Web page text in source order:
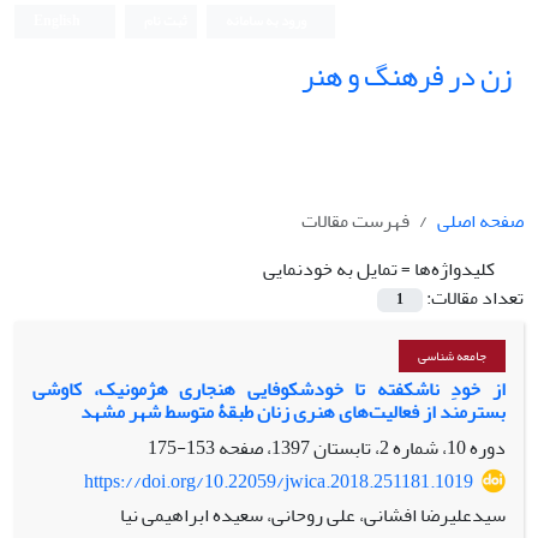
زن در فرهنگ و هنر
صفحه اصلی
فهرست مقالات
کلیدواژه‌ها =تمایل به خودنمایی
تعداد مقالات:
1
جامعه شناسی
از خودِ ناشکفته تا خودشکوفایی هنجاری هژمونیک، کاوشی
بسترمند از فعالیت‌های هنری زنان طبقۀ متوسط شهر مشهد
دوره 10، شماره 2، تابستان 1397، صفحه
153-175
https://doi.org/10.22059/jwica.2018.251181.1019
سیدعلیرضا افشانی، علی روحانی، سعیده ابراهیمی نیا